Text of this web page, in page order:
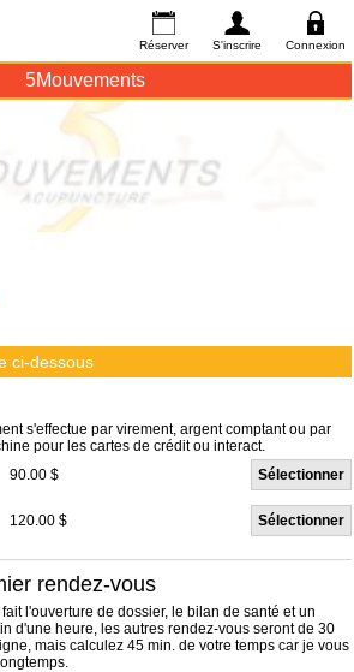
Connexion
S'inscrire
Réserver
5Mouvements
ci-dessous
s'effectue par virement, argent comptant ou par
pour les cartes de crédit ou interact.
90.00 $ Sélectionner
120.00 $ Sélectionner
rendez-vous
l'ouverture de dossier, le bilan de santé et un
d'une heure, les autres rendez-vous seront de 30
mais calculez 45 min. de votre temps car je vous